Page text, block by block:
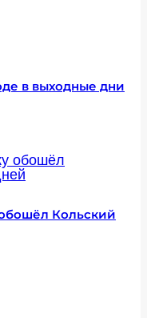
в выходные дни
Кольский